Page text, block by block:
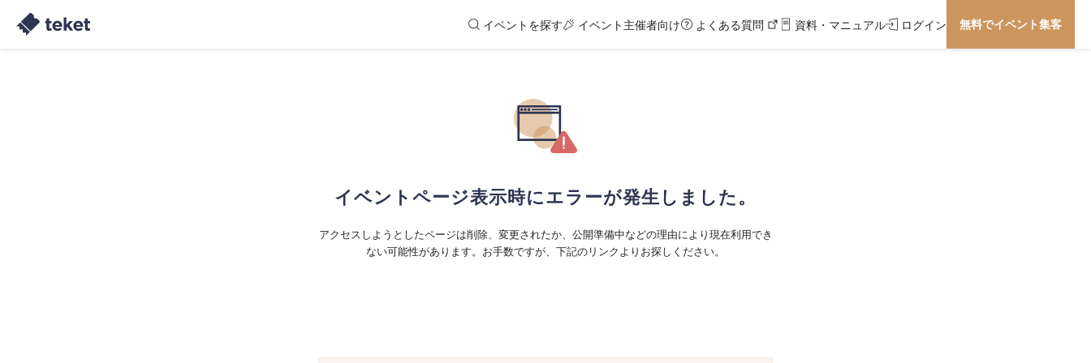
イベントを探す イベント主催者向け よくある質問 資料・マニュアル ログイン 無料でイベント集客
イベントページ表示時にエラーが発生しました。
アクセスしようとしたページは削除、変更されたか、公開準備中などの理由により現在利用でき
ない可能性があります。お手数ですが、下記のリンクよりお探しください。